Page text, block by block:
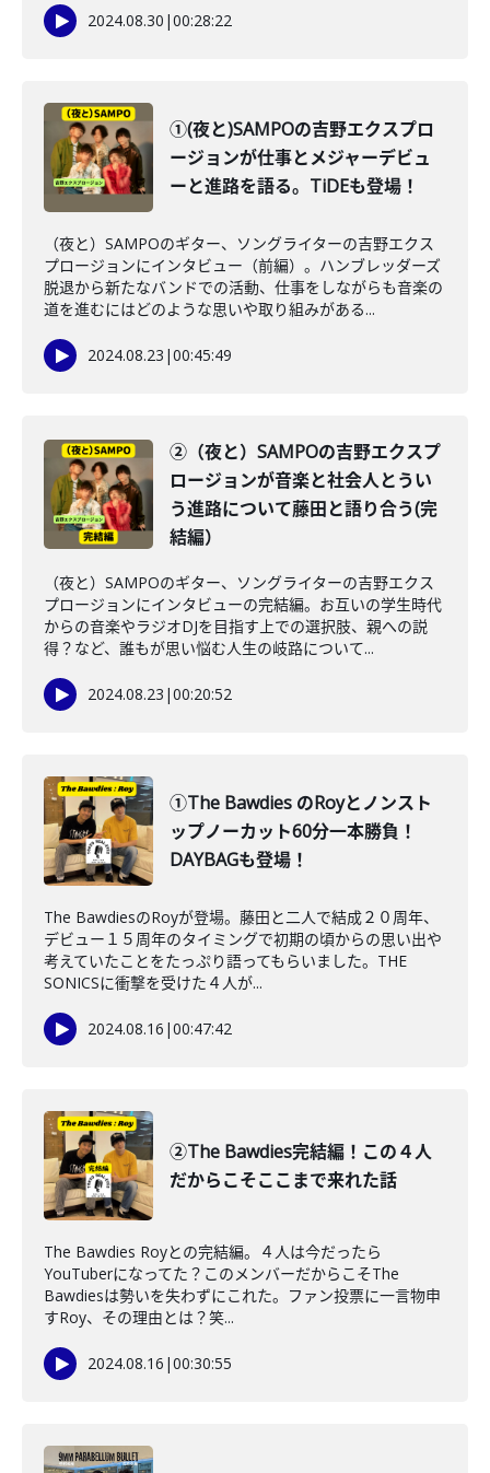
2024.08.30 |00:28:22
①(夜と)SAMPOの吉野エクスプロ
ージョンが仕事とメジャーデビュ
ーと進路を語る。TiDEも登場！
（夜と）SAMPOのギター、ソングライターの吉野エクス
プロージョンにインタビュー（前編）。ハンブレッダーズ
脱退から新たなバンドでの活動、仕事をしながらも音楽の
道を進むにはどのような思いや取り組みがある...
2024.08.23 |00:45:49
②（夜と）SAMPOの吉野エクスプ
ロージョンが音楽と社会人とうい
う進路について藤田と語り合う(完
結編）
（夜と）SAMPOのギター、ソングライターの吉野エクス
プロージョンにインタビューの完結編。お互いの学生時代
からの音楽やラジオDJを目指す上での選択肢、親への説
得？など、誰もが思い悩む人生の岐路について...
2024.08.23 |00:20:52
①The Bawdies のRoyとノンスト
ップノーカット60分一本勝負！
DAYBAGも登場！
The BawdiesのRoyが登場。藤田と二人で結成２０周年、
デビュー１５周年のタイミングで初期の頃からの思い出や
考えていたことをたっぷり語ってもらいました。THE
SONICSに衝撃を受けた４人が...
2024.08.16 |00:47:42
②The Bawdies完結編！この４人
だからこそここまで来れた話
The Bawdies Royとの完結編。４人は今だったら
YouTuberになってた？このメンバーだからこそThe
Bawdiesは勢いを失わずにこれた。ファン投票に一言物申
すRoy、その理由とは？笑...
2024.08.16 |00:30:55